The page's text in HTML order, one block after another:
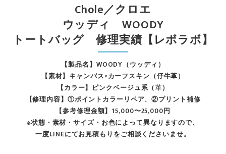
【製品名】WOODY（ウッディ）
【素材】キャンバス×カーフスキン（仔牛革）
【カラー】ピンクベージュ系（革）
【修理内容】①ポイントカラーリペア、②プリント補修
【参考修理金額】15,000〜25,000円
※状態・素材・サイズ・お色によって異なりますので、
一度LINEにてお見積もりをご相談くださいませ。
Chole／クロエ
ウッディ WOODY
トートバッグ 修理実績【レボラボ】